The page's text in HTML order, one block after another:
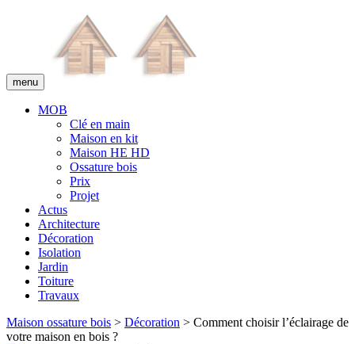
menu
MOB
Clé en main
Maison en kit
Maison HE HD
Ossature bois
Prix
Projet
Actus
Architecture
Décoration
Isolation
Jardin
Toiture
Travaux
Maison ossature bois > Décoration > Comment choisir l’éclairage de
votre maison en bois ?